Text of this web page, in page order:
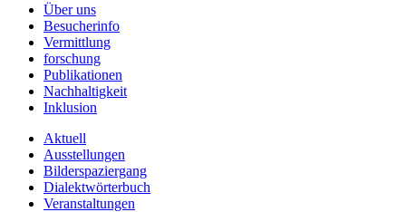
Über uns
Besucherinfo
Vermittlung
forschung
Publikationen
Nachhaltigkeit
Inklusion
Aktuell
Ausstellungen
Bilderspaziergang
Dialektwörterbuch
Veranstaltungen